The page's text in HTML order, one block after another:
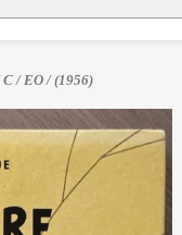
/ EO / (1956)